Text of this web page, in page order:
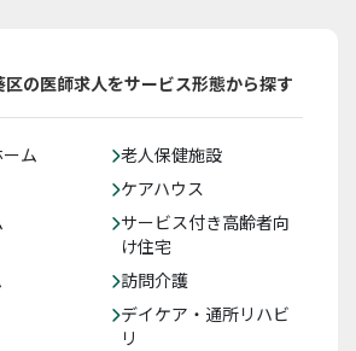
の医師求人をサービス形態から探す
ム
老人保健施設
ケアハウス
サービス付き高齢者向
け住宅
訪問介護
デイケア・通所リハビ
リ